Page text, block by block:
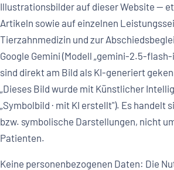
Illustrationsbilder auf dieser Website —
Artikeln sowie auf einzelnen
Tierzahnmedizin und zur
Google Gemini (Modell „gemini-2.5-
sind direkt am Bild als KI-generiert
„Dieses Bild wurde mit Künstlicher
„Symbolbild · mit KI erstellt"). Es handelt
bzw. symbolische Darstellungen, nicht
Patienten.
Keine personenbezogenen Daten: Die